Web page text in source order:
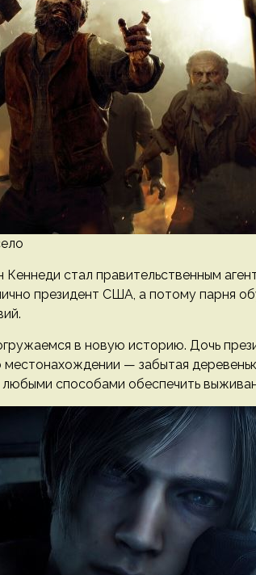
Кеннеди стал правительственным
президент США, а потому парня
в новую историю. Дочь
— забытая
способами обеспечить